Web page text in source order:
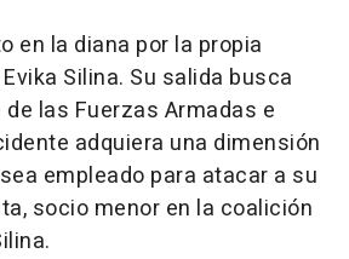
en la diana por la propia
Silina. Su salida busca
las Fuerzas Armadas e
adquiera una dimensión
empleado para atacar a su
socio menor en la coalición